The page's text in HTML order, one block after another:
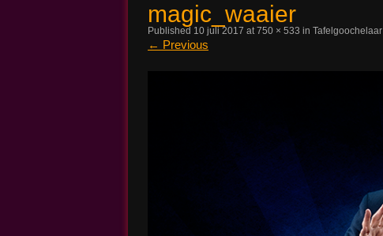
magic_waaier
Published 10 juli 2017 at750 × 533 in Tafelgoochelaar
← Previous